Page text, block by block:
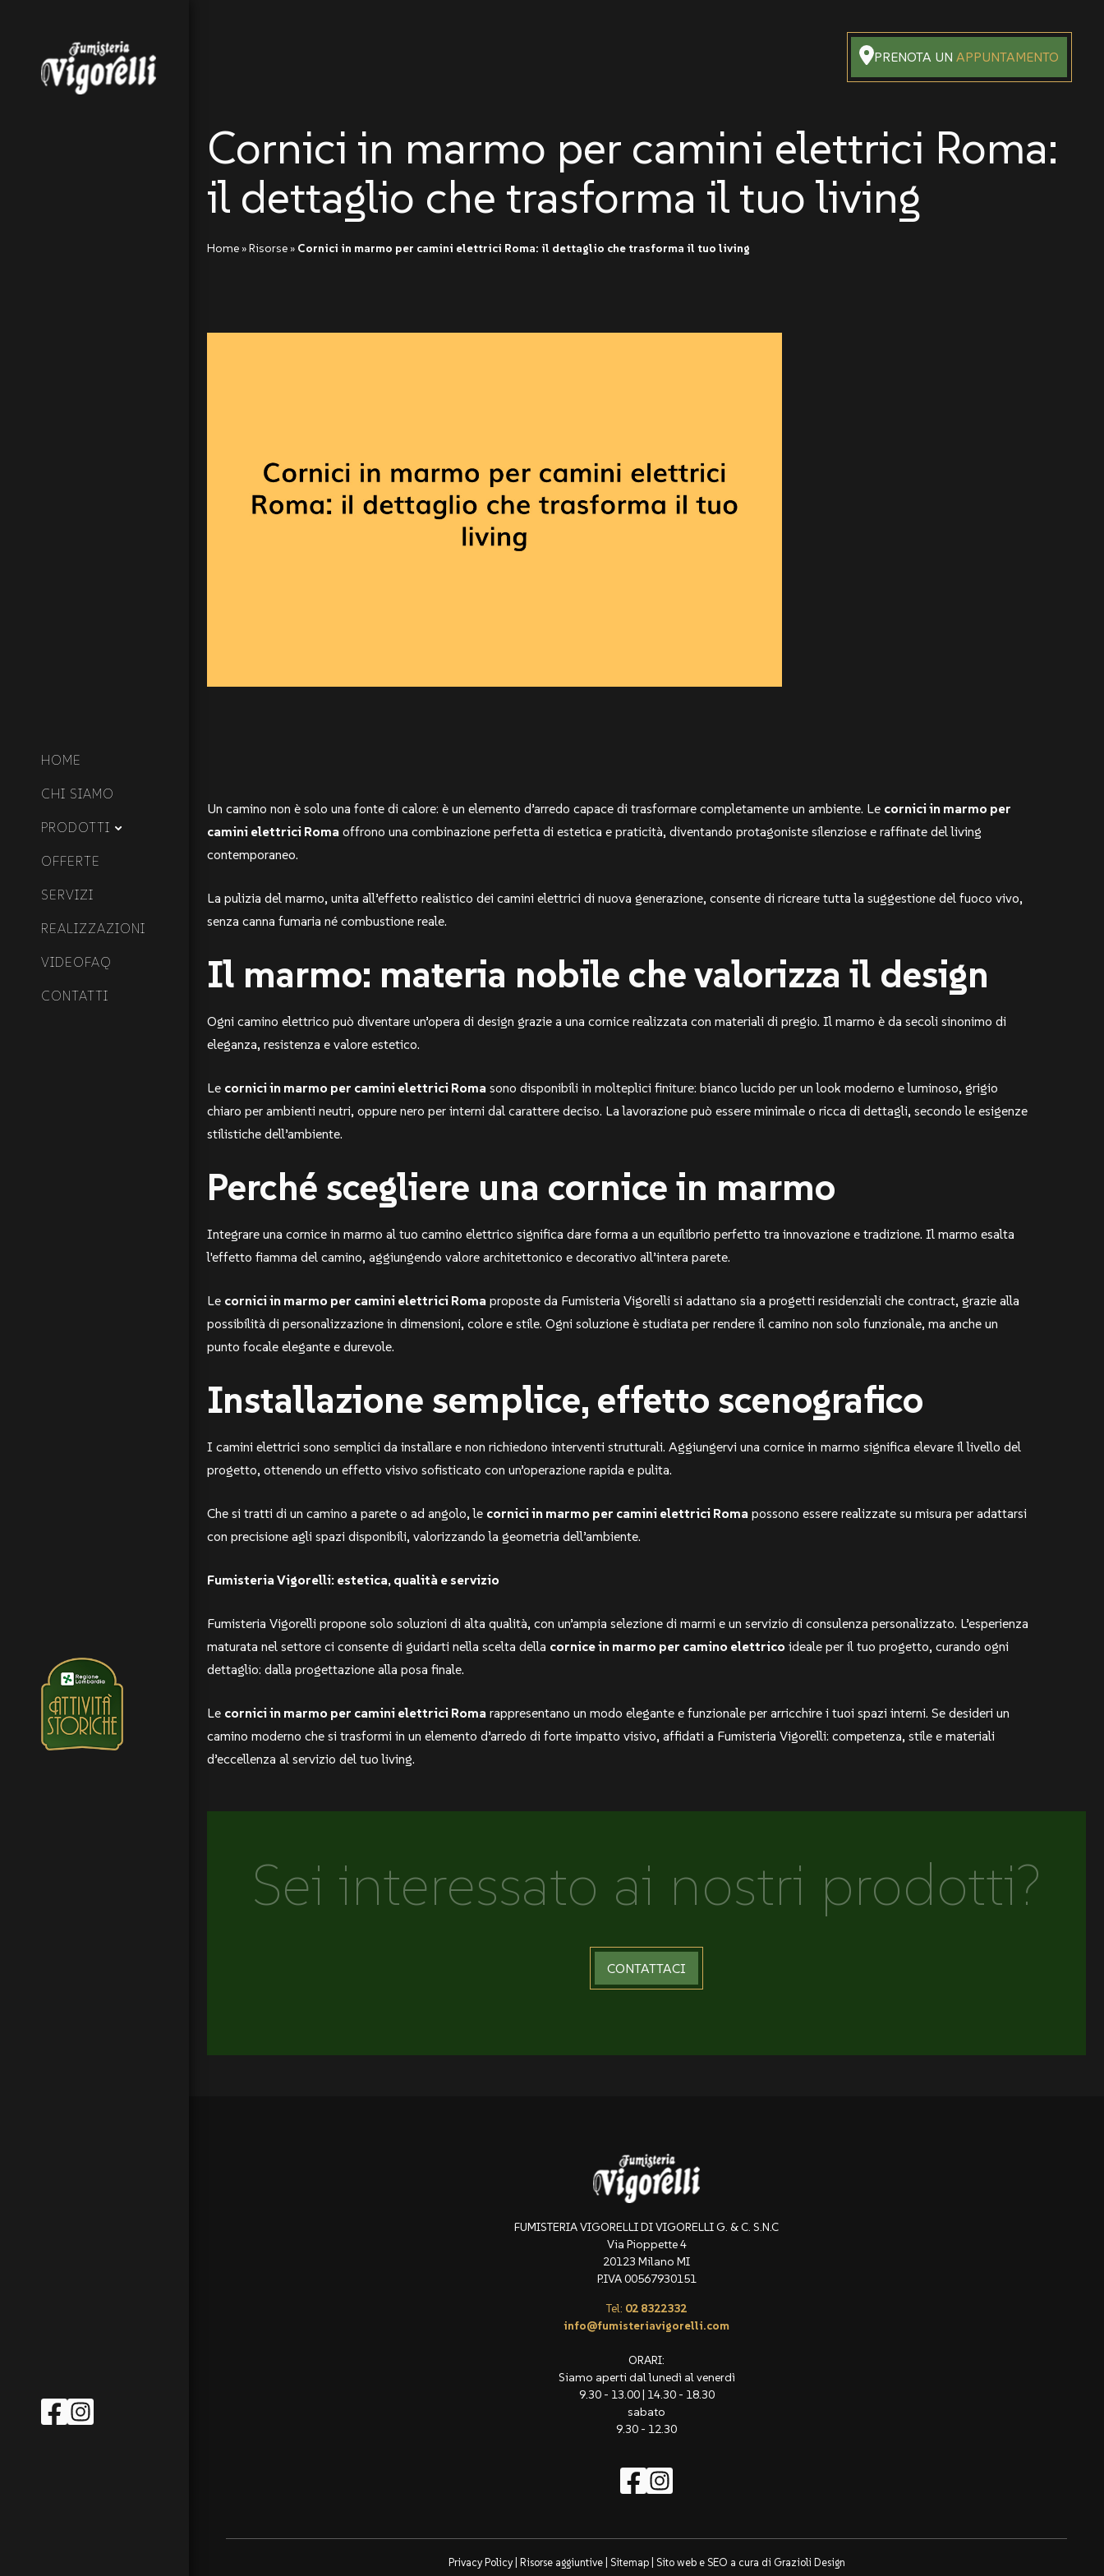
HOME
CHI SIAMO
PRODOTTI
OFFERTE
SERVIZI
REALIZZAZIONI
VIDEOFAQ
CONTATTI
PRENOTA UN APPUNTAMENTO
Cornici in marmo per camini elettrici Roma:
il dettaglio che trasforma il tuo living
Home »Risorse » Cornici in marmo per camini elettrici Roma: il dettaglio che trasforma il tuo living
Un camino non è solo una fonte di calore: è un elemento d’arredo capace di trasformare completamente un ambiente. Le cornici in marmo per
camini elettrici Roma offrono una combinazione perfetta di estetica e praticità, diventando protagoniste silenziose e raffinate del living
contemporaneo.
La pulizia del marmo, unita all’effetto realistico dei camini elettrici di nuova generazione, consente di ricreare tutta la suggestione del fuoco vivo,
senza canna fumaria né combustione reale.
Il marmo: materia nobile che valorizza il design
Ogni camino elettrico può diventare un’opera di design grazie a una cornice realizzata con materiali di pregio. Il marmo è da secoli sinonimo di
eleganza, resistenza e valore estetico.
Le cornici in marmo per camini elettrici Roma sono disponibili in molteplici finiture: bianco lucido per un look moderno e luminoso, grigio
chiaro per ambienti neutri, oppure nero per interni dal carattere deciso. La lavorazione può essere minimale o ricca di dettagli, secondo le esigenze
stilistiche dell’ambiente.
Perché scegliere una cornice in marmo
Integrare una cornice in marmo al tuo camino elettrico significa dare forma a un equilibrio perfetto tra innovazione e tradizione. Il marmo esalta
l'effetto fiamma del camino, aggiungendo valore architettonico e decorativo all’intera parete.
Le cornici in marmo per camini elettrici Roma proposte da Fumisteria Vigorelli si adattano sia a progetti residenziali che contract, grazie alla
possibilità di personalizzazione in dimensioni, colore e stile. Ogni soluzione è studiata per rendere il camino non solo funzionale, ma anche un
punto focale elegante e durevole.
Installazione semplice, effetto scenografico
I camini elettrici sono semplici da installare e non richiedono interventi strutturali. Aggiungervi una cornice in marmo significa elevare il livello del
progetto, ottenendo un effetto visivo sofisticato con un’operazione rapida e pulita.
Che si tratti di un camino a parete o ad angolo, le cornici in marmo per camini elettrici Roma possono essere realizzate su misura per adattarsi
con precisione agli spazi disponibili, valorizzando la geometria dell’ambiente.
Fumisteria Vigorelli: estetica, qualità e servizio
Fumisteria Vigorelli propone solo soluzioni di alta qualità, con un’ampia selezione di marmi e un servizio di consulenza personalizzato. L’esperienza
maturata nel settore ci consente di guidarti nella scelta della cornice in marmo per camino elettrico ideale per il tuo progetto, curando ogni
dettaglio: dalla progettazione alla posa finale.
Le cornici in marmo per camini elettrici Roma rappresentano un modo elegante e funzionale per arricchire i tuoi spazi interni. Se desideri un
camino moderno che si trasformi in un elemento d’arredo di forte impatto visivo, affidati a Fumisteria Vigorelli: competenza, stile e materiali
d’eccellenza al servizio del tuo living.
Sei interessato ai nostri prodotti?
CONTATTACI
FUMISTERIA VIGORELLI DI VIGORELLI G. & C. S.N.C
Via Pioppette 4
20123 Milano MI
P.IVA 00567930151
Tel: 02 8322332
info@fumisteriavigorelli.com
ORARI:
Siamo aperti dal lunedì al venerdì
9.30 - 13.00 | 14.30 - 18.30
sabato
9.30 - 12.30
Privacy Policy| Risorse aggiuntive| Sitemap| Sito web e SEO a cura di Grazioli Design